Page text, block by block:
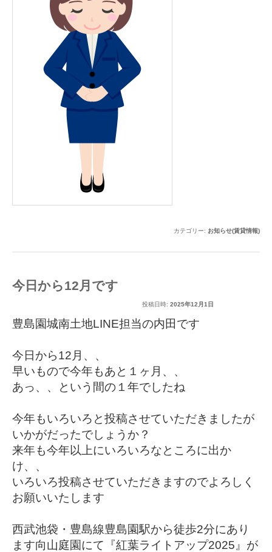
カテゴリー: お知らせ(賃貸情報)
今日から12月です
投稿日時: 2025年12月1日
豊島園城南土地LINE担当の内田です
今日から12月、、
早いもので今年もあと１ヶ月、、
あっ、、という間の１年でしたね
今年もいろいろと投稿させていただきましたが
いかがだったでしょうか？
来年も今年以上にいろいろなところに出か
け、、
いろいろ投稿させていただきますのでよろしく
お願いいたします
西武池袋・豊島線豊島園駅から徒歩2分にあり
ます向山庭園にて『紅葉ライトアップ2025』が